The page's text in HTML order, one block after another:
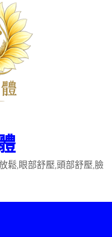
鬆,眼部舒壓,頭部舒壓,臉